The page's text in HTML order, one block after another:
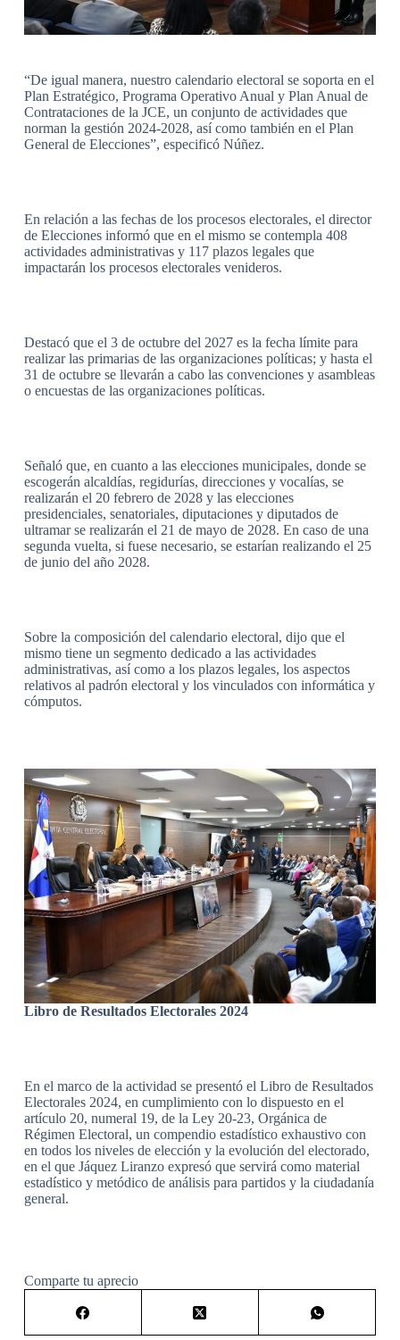
“De igual manera, nuestro calendario electoral se soporta en el
Plan Estratégico, Programa Operativo Anual y Plan Anual de
Contrataciones de la JCE, un conjunto de actividades que
norman la gestión 2024-2028, así como también en el Plan
General de Elecciones”, especificó Núñez.
En relación a las fechas de los procesos electorales, el director
de Elecciones informó que en el mismo se contempla 408
actividades administrativas y 117 plazos legales que
impactarán los procesos electorales venideros.
Destacó que el 3 de octubre del 2027 es la fecha límite para
realizar las primarias de las organizaciones políticas; y hasta el
31 de octubre se llevarán a cabo las convenciones y asambleas
o encuestas de las organizaciones políticas.
Señaló que, en cuanto a las elecciones municipales, donde se
escogerán alcaldías, regidurías, direcciones y vocalías, se
realizarán el 20 febrero de 2028 y las elecciones
presidenciales, senatoriales, diputaciones y diputados de
ultramar se realizarán el 21 de mayo de 2028. En caso de una
segunda vuelta, si fuese necesario, se estarían realizando el 25
de junio del año 2028.
Sobre la composición del calendario electoral, dijo que el
mismo tiene un segmento dedicado a las actividades
administrativas, así como a los plazos legales, los aspectos
relativos al padrón electoral y los vinculados con informática y
cómputos.
Libro de Resultados Electorales 2024
En el marco de la actividad se presentó el Libro de Resultados
Electorales 2024, en cumplimiento con lo dispuesto en el
artículo 20, numeral 19, de la Ley 20-23, Orgánica de
Régimen Electoral, un compendio estadístico exhaustivo con
en todos los niveles de elección y la evolución del electorado,
en el que Jáquez Liranzo expresó que servirá como material
estadístico y metódico de análisis para partidos y la ciudadanía
general.
Comparte tu aprecio